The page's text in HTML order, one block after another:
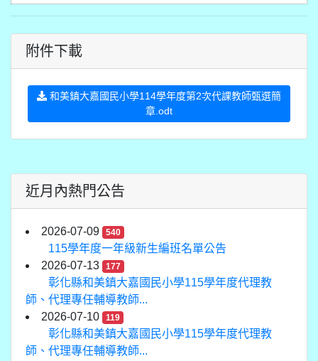
附件下載
和美鎮大嘉國民小學114學年度第2次代課教師甄選簡
章.odt
近月內熱門公告
2026-07-09 540
115學年度一年級新生編班名單公告
2026-07-13
177
彰化縣和美鎮大嘉國民小學115學年度代理教
師、代理專任輔導教師...
2026-07-10
119
彰化縣和美鎮大嘉國民小學115學年度代理教
師、代理專任輔導教師...